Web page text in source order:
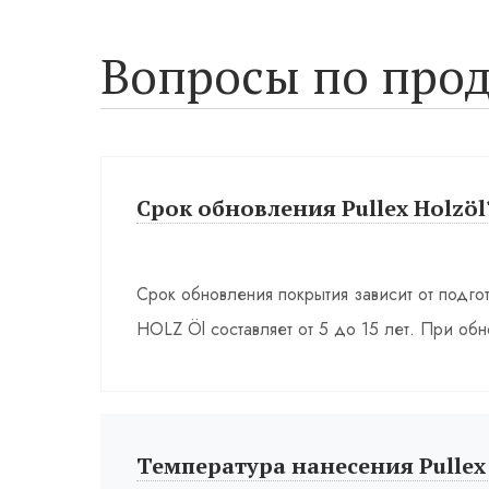
Вопросы по
Срок обновления Pullex
Срок обновления покрытия зависит от
HOLZ Öl составляет от 5 до 15 лет. При
Температура нанесения